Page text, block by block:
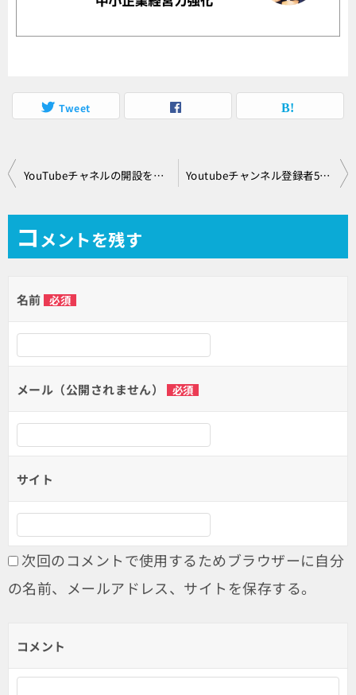
Tweet
投
ナ
ビ
ー
シ
ン
YouTubeチャネルの開設をしました！ Youtubeチャンネル登録者500名到達
コメントを残す
名前 必須
メール（公開されません） 必須
サイト
次回のコメントで使用するためブラウザーに自分
の名前、メールアドレス、サイトを保存する。
コメント